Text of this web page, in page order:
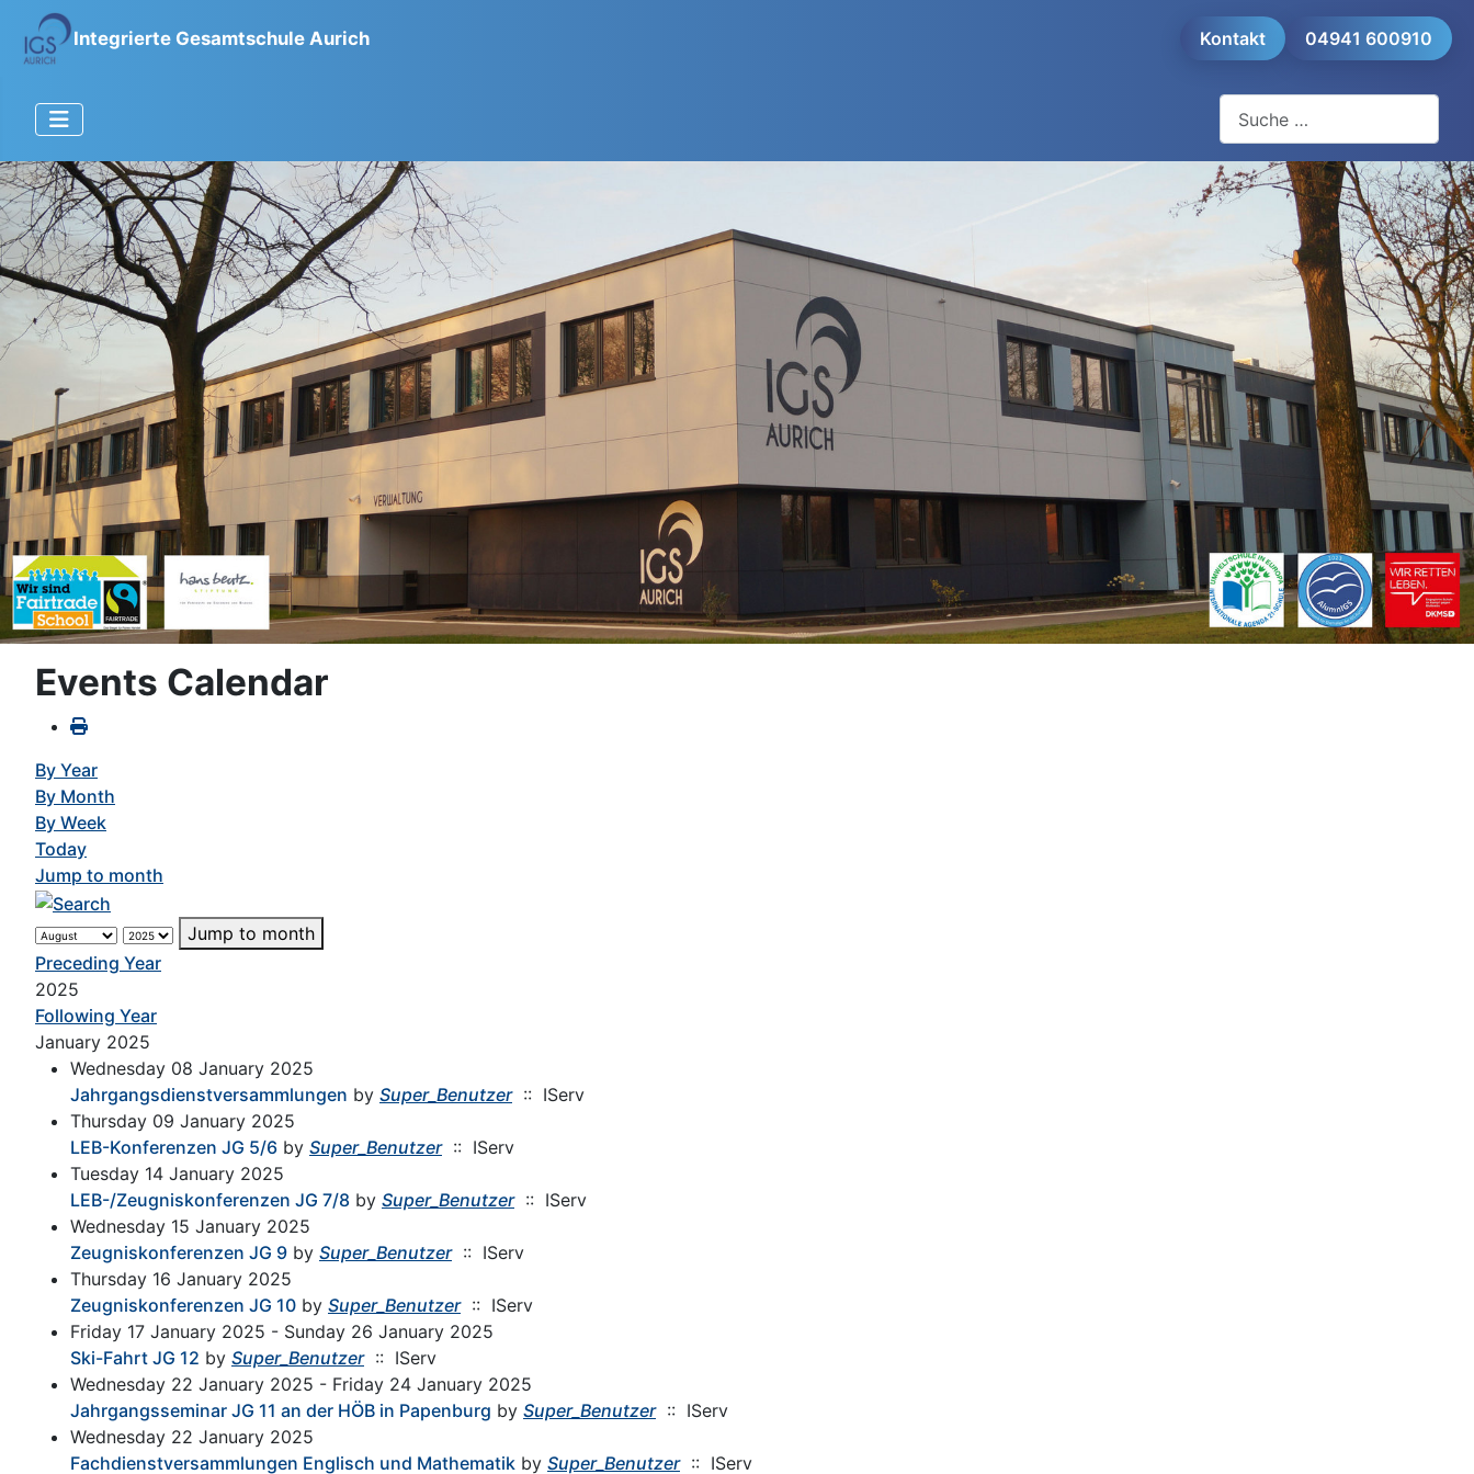
Integrierte Gesamtschule Aurich Kontakt 04941 600910
Events Calendar
By Year
By Month
By Week
Today
Jump to month
Jump to month
Preceding Year
2025
Following Year
January 2025
Wednesday 08 January 2025
Jahrgangsdienstversammlungen by Super_Benutzer:: IServ
Thursday 09 January 2025
LEB-Konferenzen JG 5/6 by Super_Benutzer:: IServ
Tuesday 14 January 2025
LEB-/Zeugniskonferenzen JG 7/8 by Super_Benutzer:: IServ
Wednesday 15 January 2025
Zeugniskonferenzen JG 9 by Super_Benutzer:: IServ
Thursday 16 January 2025
Zeugniskonferenzen JG 10 by Super_Benutzer:: IServ
Friday 17 January 2025 - Sunday 26 January 2025
Ski-Fahrt JG 12 by Super_Benutzer:: IServ
Wednesday 22 January 2025 - Friday 24 January 2025
Jahrgangsseminar JG 11 an der HÖB in Papenburg by Super_Benutzer:: IServ
Wednesday 22 January 2025
Fachdienstversammlungen Englisch und Mathematik by Super_Benutzer:: IServ